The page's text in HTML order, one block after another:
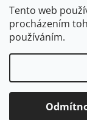
Tento web
procházením
používáním.
eprvnacek